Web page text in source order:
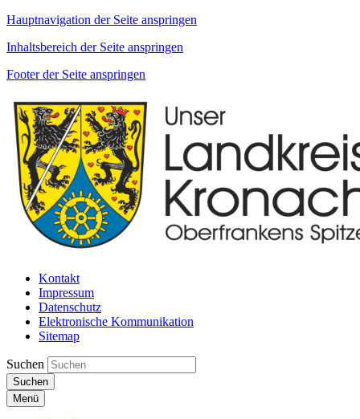
Hauptnavigation der Seite anspringen
Inhaltsbereich der Seite anspringen
Footer der Seite anspringen
Kontakt
Impressum
Datenschutz
Elektronische Kommunikation
Sitemap
Suchen
Suchen
Menü